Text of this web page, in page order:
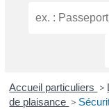
Accueil particuliers >
de plaisance >